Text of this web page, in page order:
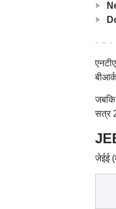
जबकि
सत्र
जेईई